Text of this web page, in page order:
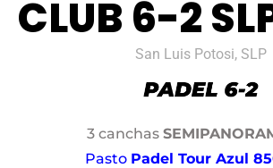
CLUB 6-2
San Luis Potosi, SLP
3 canchas
Pasto Padel Tour Azul